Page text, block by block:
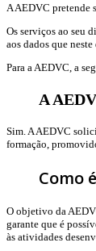
A AEDVC pretende
Os serviços ao seu
aos dados que neste
Para a AEDVC, a
A
Sim. A AEDVC
formação,
Como
O objetivo da
garante que é
às atividades